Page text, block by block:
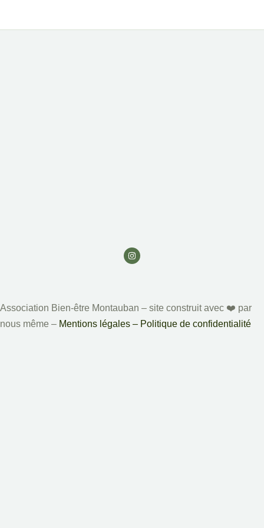
Association Bien-être Montauban – site construit avec ❤️️ par
nous même – Mentions légales – Politique de confidentialité